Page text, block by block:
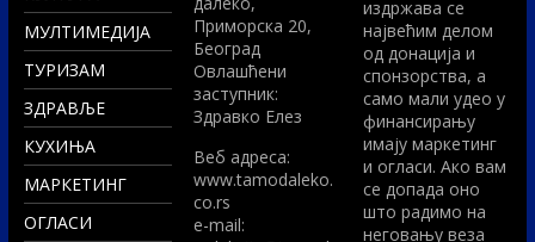
МУЛТИМЕДИЈА
ТУРИЗАМ
ЗДРАВЉЕ
КУХИЊА
МАРКЕТИНГ
ОГЛАСИ
Приморска 20,
Београд
Овлашћени
заступник:
Здравко Елез
Вeб адреса:
www.tamodaleko.
co.rs
e-mail:
издржава се
највећим делом
од донација и
спонзорства, а
само мали удео у
финансирању
имају маркетинг
и огласи. Ако вам
се допада оно
што радимо на
неговању веза